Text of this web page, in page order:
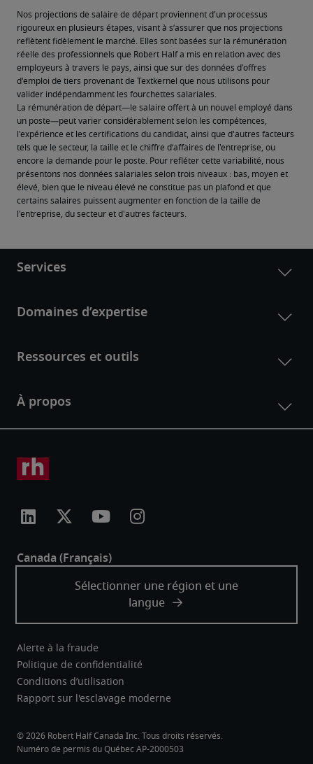
Nos projections de salaire de départ proviennent d'un processus
rigoureux en plusieurs étapes, visant à s’assurer que nos projections
reflètent fidèlement le marché. Elles sont basées sur la rémunération
réelle des professionnels que Robert Half a mis en relation avec des
employeurs à travers le pays, ainsi que sur des données d'offres
d'emploi de tiers provenant de Textkernel que nous utilisons pour
valider indépendamment les fourchettes salariales.
La rémunération de départ—le salaire offert à un nouvel employé dans
un poste—peut varier considérablement selon les compétences,
l'expérience et les certifications du candidat, ainsi que d'autres facteurs
tels que le secteur, la taille et le chiffre d’affaires de l'entreprise, ou
encore la demande pour le poste. Pour refléter cette variabilité, nous
présentons nos données salariales selon trois niveaux : bas, moyen et
élevé, bien que le niveau élevé ne constitue pas un plafond et que
certains salaires puissent augmenter en fonction de la taille de
l'entreprise, du secteur et d'autres facteurs.
Alerte à la fraude
Politique de confidentialité
Conditions d’utilisation
Rapport sur l'esclavage moderne
Robert Half Canada Inc. Tous droits réservés.